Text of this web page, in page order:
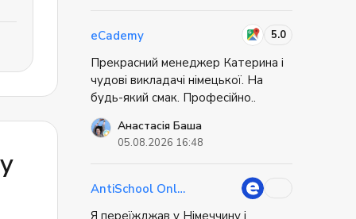
доступній формі це пояснить. Все
сподобалось не має взагалі ніяких
непорощумінь, поати і вивчай
еімецьку мову. Дякую вам!
eCademy 5.0
Прекрасний менеджер Катерина і
чудові викладачі німецької. На
будь-який смак. Професійно..
Анастасія Баша
05.08.2026 16:48
AntiSchool Online
Я переїжджав у Німеччину і